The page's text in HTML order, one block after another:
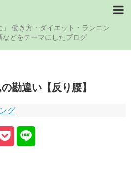
」 働き方・ダイエット・ランニン
どをテーマにしたブログ
勘違い【反り腰】
グ